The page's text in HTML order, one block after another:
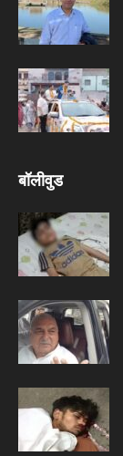
बॉलीवुड